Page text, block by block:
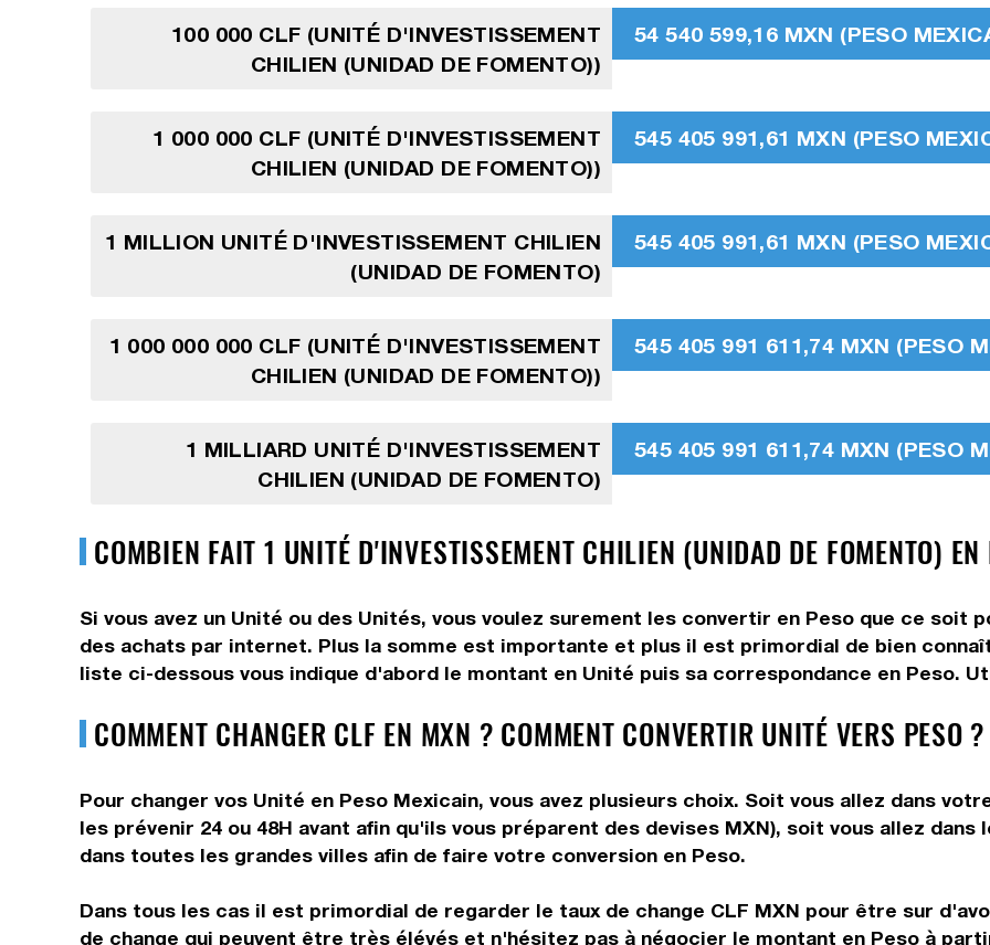
100 000 CLF (UNITÉ D'INVESTISSEMENT
CHILIEN (UNIDAD DE FOMENTO))
54 540 599,16 MXN (PESO
1 000 000 CLF (UNITÉ D'INVESTISSEMENT
CHILIEN (UNIDAD DE FOMENTO))
545 405 991,61 MXN (PESO
1 MILLION UNITÉ D'INVESTISSEMENT CHILIEN
(UNIDAD DE FOMENTO)
545 405 991,61 MXN (PESO
1 000 000 000 CLF (UNITÉ D'INVESTISSEMENT
CHILIEN (UNIDAD DE FOMENTO))
545 405 991 611,74 MXN (PESO
1 MILLIARD UNITÉ D'INVESTISSEMENT
CHILIEN (UNIDAD DE FOMENTO)
545 405 991 611,74 MXN (PESO
COMBIEN FAIT 1 UNITÉ D'INVESTISSEMENT CHILIEN (UNIDAD DE FOMENTO)
Si vous avez un Unité ou des Unités, vous voulez surement les convertir en Peso que ce soit
des achats par internet. Plus la somme est importante et plus il est primordial de bien
liste ci-dessous vous indique d'abord le montant en Unité puis sa correspondance en Peso.
COMMENT CHANGER CLF EN MXN ? COMMENT CONVERTIR UNITÉ VERS PESO ?
Pour changer vos Unité en Peso Mexicain, vous avez plusieurs choix. Soit vous allez dans
les prévenir 24 ou 48H avant afin qu'ils vous préparent des devises MXN), soit vous allez dans
dans toutes les grandes villes afin de faire votre conversion en Peso.
Dans tous les cas il est primordial de regarder le taux de change CLF MXN pour être sur
de change qui peuvent être très élévés et n'hésitez pas à négocier le montant en Peso à